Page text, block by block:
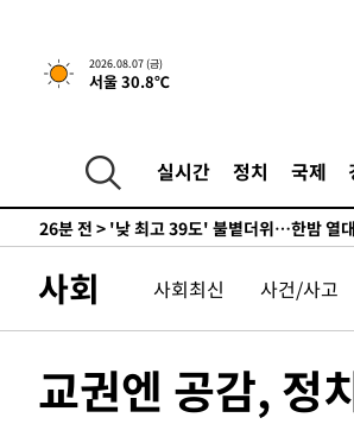
2026.08.07 (금)
서울 30.8℃
실시간 정치 국제
-15827초 전 >경찰, '홍명보는 2순위' 결론냈
-1423초 전 >[속보]합참 "北 발사체는 단거
6분 전 >[속보] SKT, 에이닷 서비스 장애 발
[속보]합참 "북, 동해상으로 미상 발
26분 전 > '낮 최고 39도' 불볕더위…한밤 열
32분 전 >
"韓 외환시장 개입 관측 배경엔 美
35분 전 >'월드컵 탈락 후폭풍' 축구협회…초
45분 전 >[속보]종합특검, 대검 추가 압수수
사회 사회최신 사건/사고
교권엔 공감, 정